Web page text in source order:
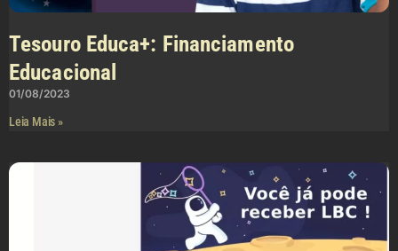
Tesouro Educa+: Financiamento
Educacional
01/08/2023
Leia Mais »